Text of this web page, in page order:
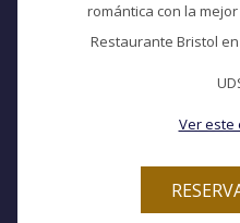
romántica con la
Restaurante Bristol
Ver este